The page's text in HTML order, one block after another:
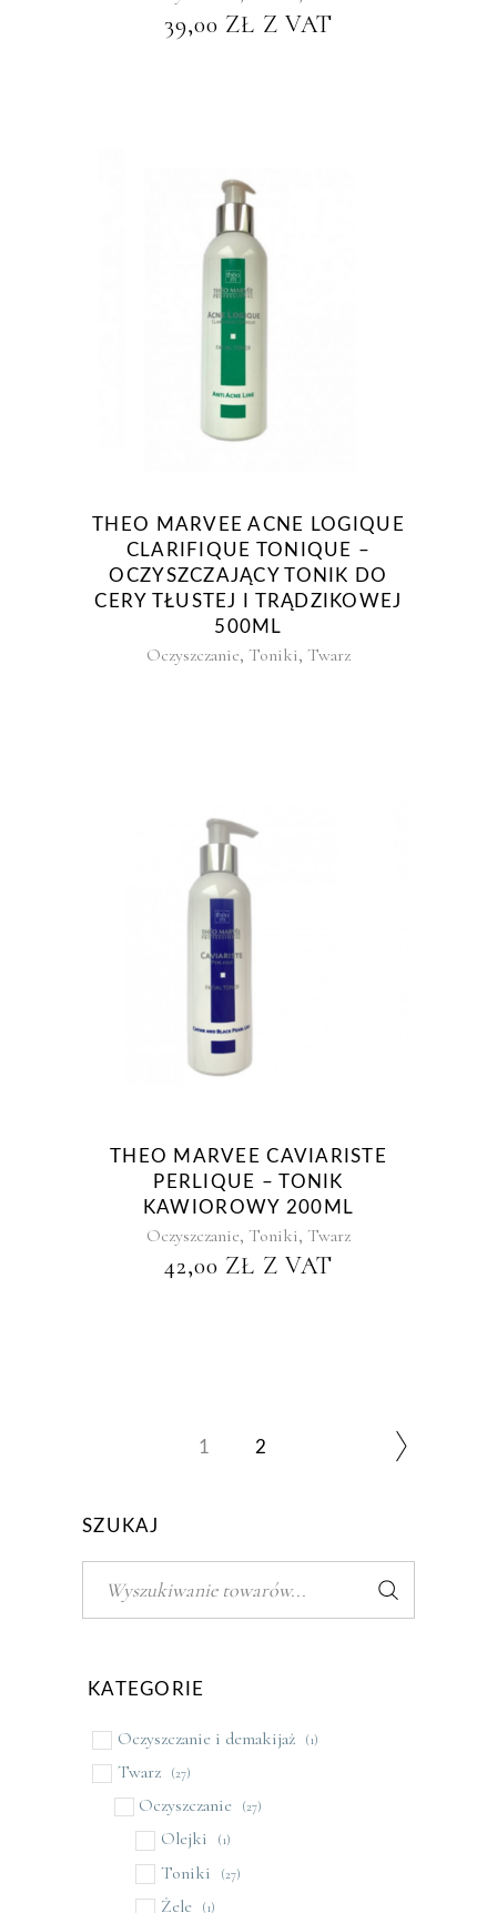
39,00 ZŁ Z VAT
THEO MARVEE ACNE LOGIQUE
CLARIFIQUE TONIQUE –
OCZYSZCZAJĄCY TONIK DO
CERY TŁUSTEJ I TRĄDZIKOWEJ
500ML
Oczyszczanie, Toniki, Twarz
THEO MARVEE CAVIARISTE
PERLIQUE – TONIK
KAWIOROWY 200ML
Oczyszczanie, Toniki, Twarz
42,00 ZŁ Z VAT
1 2
SZUKAJ
KATEGORIE
Oczyszczanie i demakijaż (1)
Twarz (27)
Oczyszczanie (27)
Olejki (1)
Toniki (27)
Żele (1)